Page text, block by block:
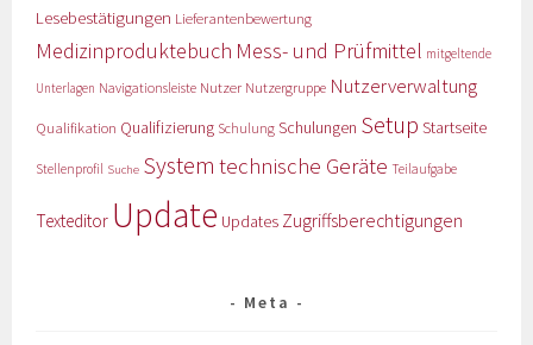
Lesebestätigungen Lieferantenbewertung
Medizinproduktebuch Mess- und Prüfmittel mitgeltende
Unterlagen Navigationsleiste Nutzer Nutzergruppe Nutzerverwaltung
Qualifikation Qualifizierung Schulung Schulungen Setup Startseite
Stellenprofil Suche System technische Geräte Teilaufgabe
Texteditor Update Updates Zugriffsberechtigungen
Meta